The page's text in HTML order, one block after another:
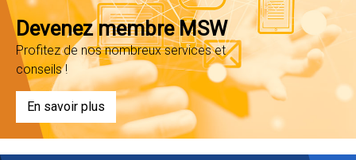
Devenez membre MSW
Profitez de nos nombreux services et
conseils !
En savoir plus